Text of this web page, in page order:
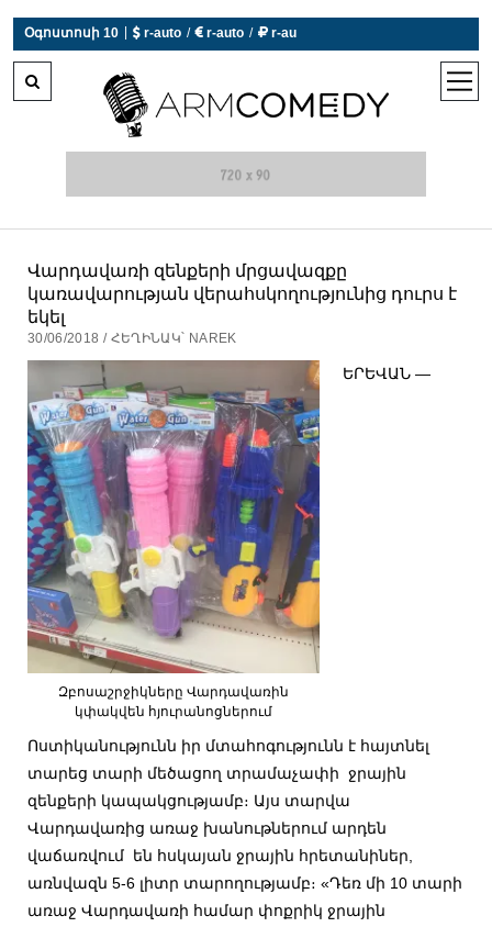
Օգոստոսի 10  r-auto /  r-auto /  r-au
open
Վարդավառի զենքերի մրցավազքը
կառավարության վերահսկողությունից դուրս է
եկել
30/06/2018 / ՀԵՂԻՆԱԿ՝ NAREK
Զբոսաշրջիկները Վարդավառին
կփակվեն հյուրանոցներում
ԵՐԵՎԱՆ —
Ոստիկանությունն իր մտահոգությունն է հայտնել
տարեց տարի մեծացող տրամաչափի ջրային
զենքերի կապակցությամբ։ Այս տարվա
Վարդավառից առաջ խանութներում արդեն
վաճառվում են հսկայան ջրային հրետանիներ,
առնվազն 5-6 լիտր տարողությամբ։ «Դեռ մի 10 տարի
առաջ Վարդավառի համար փոքրիկ ջրային